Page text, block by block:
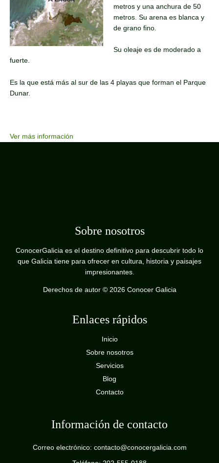
metros y una anchura de 50
metros. Su arena es blanca y
de grano fino.
Su oleaje es de moderado a
fuerte.
Es la que está más al sur de las 4 playas que forman el Parque
Dunar.
Ver más información
Sobre nosotros
ConocerGalicia es el destino definitivo para descubrir todo lo
que Galicia tiene para ofrecer en cultura, historia y paisajes
impresionantes.
Derechos de autor © 2026 Conocer Galicia
Enlaces rápidos
Inicio
Sobre nosotros
Servicios
Blog
Contacto
Información de contacto
Correo electrónico: contacto@conocergalicia.com